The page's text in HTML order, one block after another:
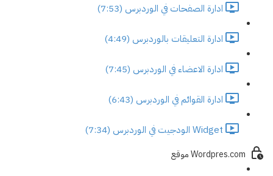
ادارة الصفحات في الوردبرس (7:53)
ادارة التعليقات بالوردبرس (4:49)
ادارة الاعضاء في الوردبرس (7:45)
ادارة القوائم في الوردبرس (6:43)
Widget الودجيت في الوردبرس (7:34)
Wordpres.com موقع